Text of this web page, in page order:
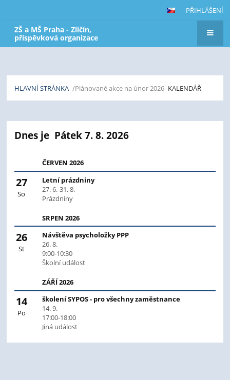
PŘIHLÁŠENÍ
ZŠ a MŠ Praha - Zličín,
příspěvková organizace
HLAVNÍ STRÁNKA /Plánované akce na únor 2026 KALENDÁŘ
Kalendář
Dnes je Pátek 7. 8. 2026
ČERVEN 2026
27
So
Letní prázdniny
27. 6.-31. 8.
Prázdniny
SRPEN 2026
26
St
Návštěva psycholožky PPP
26. 8.
9:00-10:30
Školní událost
ZÁŘÍ 2026
14
Po
školení SYPOS - pro všechny zaměstnance
14. 9.
17:00-18:00
Jiná událost